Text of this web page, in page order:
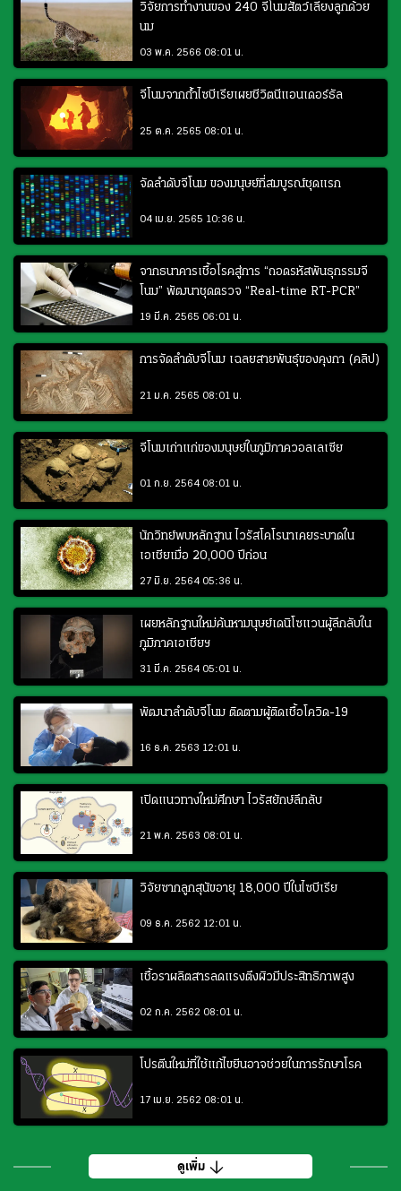
วิจัยการทำงานของ 240 จีโนมสัตว์เลี้ยงลูกด้วย
นม
03 พ.ค. 2566 08:01 น.
จีโนมจากถ้ำไซบีเรียเผยชีวิตนีแอนเดอร์ธัล
25 ต.ค. 2565 08:01 น.
จัดลำดับจีโนม ของมนุษย์ที่สมบูรณ์ชุดแรก
04 เม.ย. 2565 10:36 น.
จากธนาคารเชื้อโรคสู่การ “ถอดรหัสพันธุกรรมจี
โนม” พัฒนาชุดตรวจ “Real-time RT-PCR”
19 มี.ค. 2565 06:01 น.
การจัดลำดับจีโนม เฉลยสายพันธุ์ของคุงกา (คลิป)
21 ม.ค. 2565 08:01 น.
จีโนมเก่าแก่ของมนุษย์ในภูมิภาควอลเลเซีย
01 ก.ย. 2564 08:01 น.
นักวิทย์พบหลักฐาน ไวรัสโคโรนาเคยระบาดใน
เอเชียเมื่อ 20,000 ปีก่อน
27 มิ.ย. 2564 05:36 น.
เผยหลักฐานใหม่ค้นหามนุษย์เดนิโซแวนผู้ลึกลับใน
ภูมิภาคเอเชียฯ
31 มี.ค. 2564 05:01 น.
พัฒนาลำดับจีโนม ติดตามผู้ติดเชื้อโควิด-19
16 ธ.ค. 2563 12:01 น.
เปิดแนวทางใหม่ศึกษา ไวรัสยักษ์ลึกลับ
21 พ.ค. 2563 08:01 น.
วิจัยซากลูกสุนัขอายุ 18,000 ปีในไซบีเรีย
09 ธ.ค. 2562 12:01 น.
เชื้อราผลิตสารลดแรงตึงผิวมีประสิทธิภาพสูง
02 ก.ค. 2562 08:01 น.
โปรตีนใหม่ที่ใช้แก้ไขยีนอาจช่วยในการรักษาโรค
17 เม.ย. 2562 08:01 น.
ดูเพิ่ม